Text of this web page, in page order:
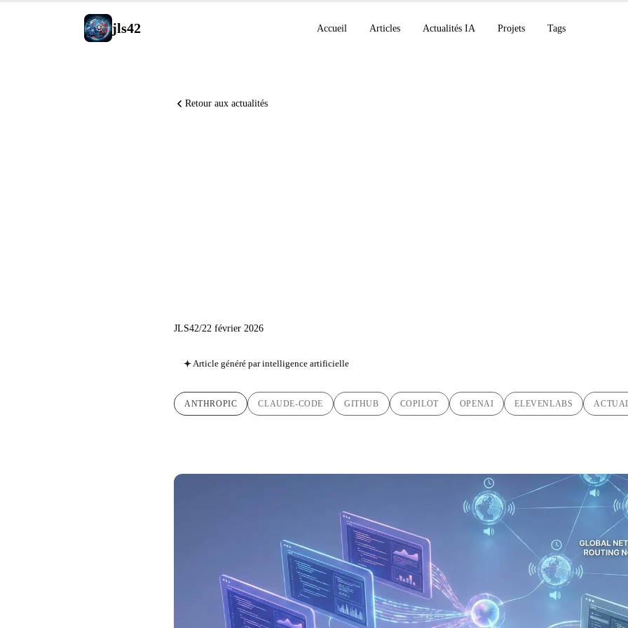
jls42 Accueil Articles Actualités IA Projets Tags
Retour aux actualités
JLS42/22 février 2026
Article généré par intelligence artificielle
ANTHROPIC CLAUDE-CODE GITHUB COPILOT OPENAI ELEVENLABS